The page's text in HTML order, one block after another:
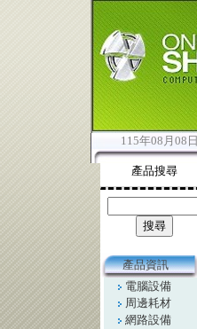
115年08月08日
產品搜尋
產品資訊
電腦設備
周邊耗材
網路設備